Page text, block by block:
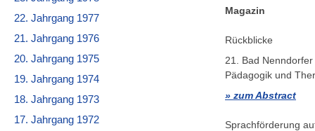
22. Jahrgang 1977
21. Jahrgang 1976
20. Jahrgang 1975
19. Jahrgang 1974
18. Jahrgang 1973
17. Jahrgang 1972
Magazin
Rückblicke
21. Bad
Pädagogik und
zum Abstract
Sprachförderung